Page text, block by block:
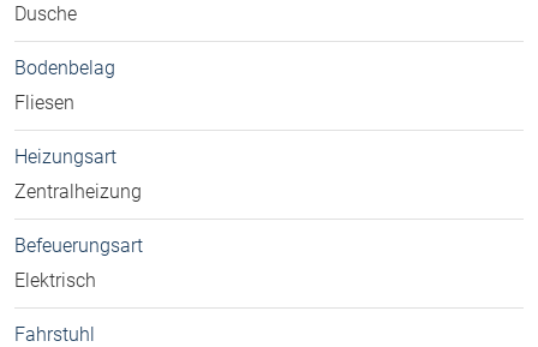
Dusche
Bodenbelag
Fliesen
Heizungsart
Zentralheizung
Befeuerungsart
Elektrisch
Fahrstuhl